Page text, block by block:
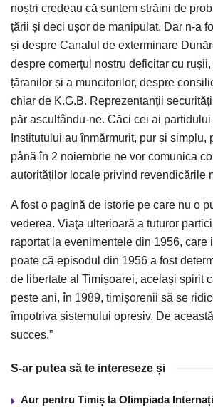
noștri credeau că suntem străini de
țării și deci ușor de manipulat. Dar n-a
și despre Canalul de exterminare
despre comerțul nostru deficitar cu
țăranilor și a muncitorilor, despre
chiar de K.G.B. Reprezentanții
păr ascultându-ne. Căci cei ai
Institutului au înmărmurit, pur și simplu,
până în 2 noiembrie ne vor comunica
autorităților locale privind revendicările
A fost o pagină de istorie pe care nu o
vederea. Viaţa ulterioară a tuturor
raportat la evenimentele din 1956, care
poate că episodul din 1956 a fost
de libertate al Timișoarei, același spirit
peste ani, în 1989, timișorenii să se
împotriva sistemului opresiv. De
succes.”
S-ar putea să te intereseze și
Aur pentru Timiș la Olimpiada